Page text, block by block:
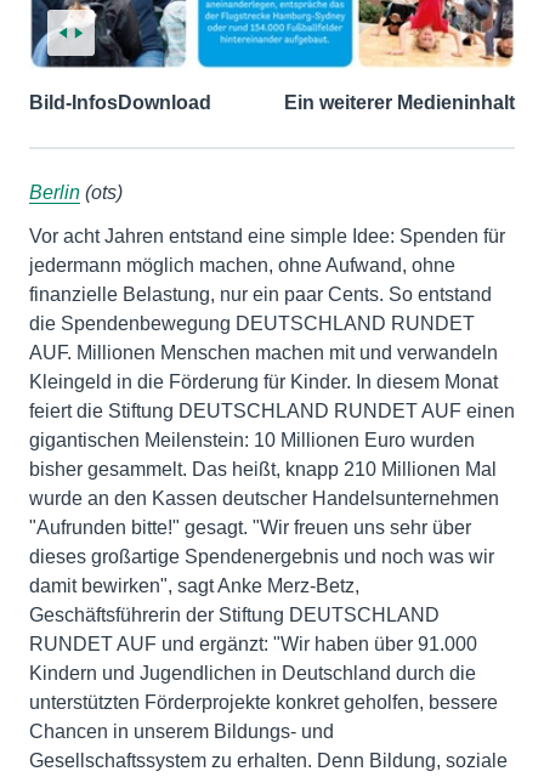
Bild-InfosDownload Ein weiterer Medieninhalt
Berlin (ots)
Vor acht Jahren entstand eine simple Idee: Spenden für
jedermann möglich machen, ohne Aufwand, ohne
finanzielle Belastung, nur ein paar Cents. So entstand
die Spendenbewegung DEUTSCHLAND RUNDET
AUF. Millionen Menschen machen mit und verwandeln
Kleingeld in die Förderung für Kinder. In diesem Monat
feiert die Stiftung DEUTSCHLAND RUNDET AUF einen
gigantischen Meilenstein: 10 Millionen Euro wurden
bisher gesammelt. Das heißt, knapp 210 Millionen Mal
wurde an den Kassen deutscher Handelsunternehmen
"Aufrunden bitte!" gesagt. "Wir freuen uns sehr über
dieses großartige Spendenergebnis und noch was wir
damit bewirken", sagt Anke Merz-Betz,
Geschäftsführerin der Stiftung DEUTSCHLAND
RUNDET AUF und ergänzt: "Wir haben über 91.000
Kindern und Jugendlichen in Deutschland durch die
unterstützten Förderprojekte konkret geholfen, bessere
Chancen in unserem Bildungs- und
Gesellschaftssystem zu erhalten. Denn Bildung, soziale